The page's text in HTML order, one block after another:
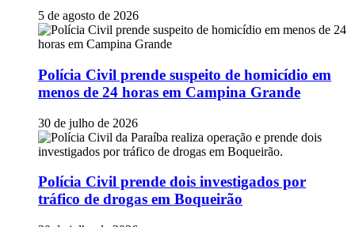
5 de agosto de 2026
Polícia Civil prende suspeito de homicídio em
menos de 24 horas em Campina Grande
30 de julho de 2026
Polícia Civil prende dois investigados por
tráfico de drogas em Boqueirão